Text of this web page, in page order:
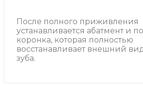
После полного приживления
устанавливается абатмент и
коронка, которая полностью
восстанавливает внешний
зуба.